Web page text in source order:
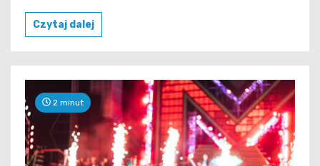
Czytaj dalej
2 minut